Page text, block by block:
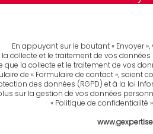
En appuyant sur le boutant « Envoyer
collecte et le traitement de vos données
que la collecte et le traitement de vos
de « Formulaire de contact », soient
des données (RGPD) et à la loi
sur la gestion de vos données
« Politique de confidentialité